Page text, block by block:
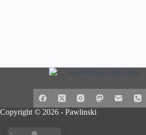
Copyright © 2026 - Pawlinski